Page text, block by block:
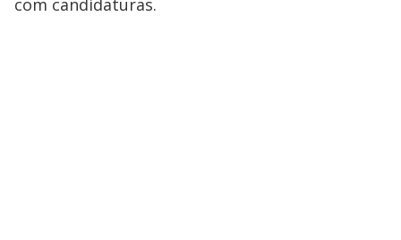
com candidaturas.